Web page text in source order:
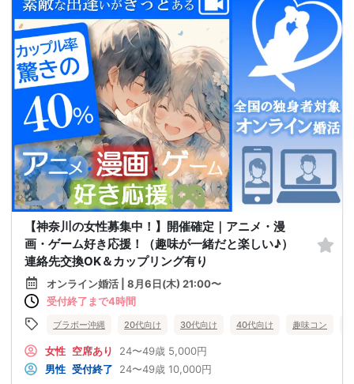
【神奈川の女性募集中！】開催確定｜アニメ・漫
画・ゲーム好き応援！（趣味が一緒だと楽しい♪）
連絡先交換OK＆カップリング有り
オンライン婚活 | 8月6日(木) 21:00〜
受付終了まで4時間
ブラボー沖縄 20代向け 30代向け 40代向け 趣味コン
女性 空席あり 24〜49歳 5,000円
男性 受付終了 24〜49歳 10,000円